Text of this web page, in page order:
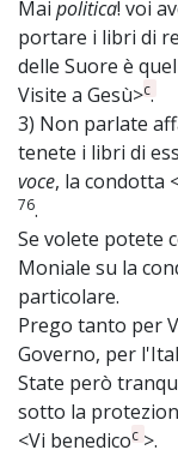
Mai politica! voi
portare i libri di
delle Suore è
Visite a Gesù>c.
3) Non parlate
tenete i libri di
voce, la condotta
76.
Se volete potete
Moniale su la
particolare.
Prego tanto per
Governo, per
State però
sotto la
<Vi benedicoc >.